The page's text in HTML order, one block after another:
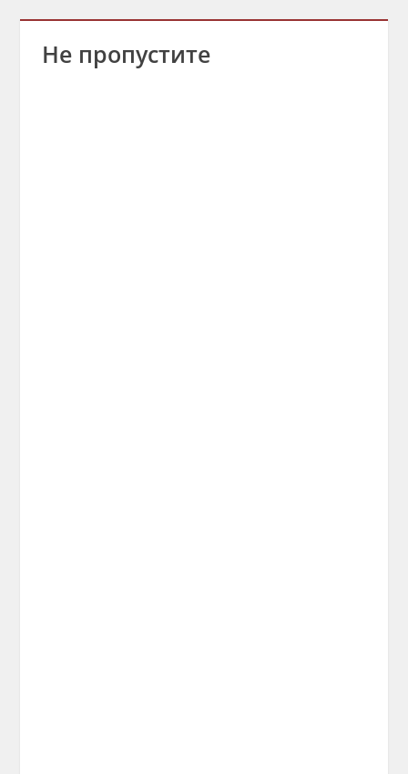
Не пропустите